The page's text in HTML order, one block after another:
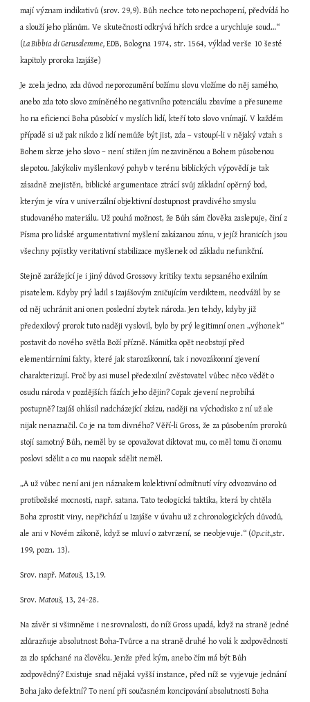
mají význam indikativů (srov. 29,9). Bůh nechce toto nepochopení, předvídá ho
a slouží jeho plánům. Ve skutečnosti odkrývá hřích srdce a urychluje soud…“
(La Bibbia di Gerusalemme, EDB, Bologna 1974, str. 1564, výklad verše 10 šesté
kapitoly proroka Izajáše)
Je zcela jedno, zda důvod neporozumění božímu slovu vložíme do něj samého,
anebo zda toto slovo zmíněného negativního potenciálu zbavíme a přesuneme
ho na eficienci Boha působící v myslích lidí, kteří toto slovo vnímají. V každém
případě si už pak nikdo z lidí nemůže být jist, zda – vstoupí-li v nějaký vztah s
Bohem skrze jeho slovo – není stižen jím nezaviněnou a Bohem působenou
slepotou. Jakýkoliv myšlenkový pohyb v terénu biblických výpovědí je tak
zásadně znejistěn, biblické argumentace ztrácí svůj základní opěrný bod,
kterým je víra v univerzální objektivní dostupnost pravdivého smyslu
studovaného materiálu. Už pouhá možnost, že Bůh sám člověka zaslepuje, činí z
Písma pro lidské argumentativní myšlení zakázanou zónu, v jejíž hranicích jsou
všechny pojistky veritativní stabilizace myšlenek od základu nefunkční.
Stejně zarážející je i jiný důvod Grossovy kritiky textu sepsaného exilním
pisatelem. Kdyby prý ladil s Izajášovým zničujícím verdiktem, neodvážil by se
od něj uchránit ani onen poslední zbytek národa. Jen tehdy, kdyby již
předexilový prorok tuto naději vyslovil, bylo by prý legitimní onen „výhonek“
postavit do nového světla Boží přízně. Námitka opět neobstojí před
elementárními fakty, které jak starozákonní, tak i novozákonní zjevení
charakterizují. Proč by asi musel předexilní zvěstovatel vůbec něco vědět o
osudu národa v pozdějších fázích jeho dějin? Copak zjevení neprobíhá
postupně? Izajáš ohlásil nadcházející zkázu, naději na východisko z ní už ale
nijak nenaznačil. Co je na tom divného? Věří-li Gross, že za působením proroků
stojí samotný Bůh, neměl by se opovažovat diktovat mu, co měl tomu či onomu
poslovi sdělit a co mu naopak sdělit neměl.
„A už vůbec není ani jen náznakem kolektivní odmítnutí víry odvozováno od
protibožské mocnosti, např. satana. Tato teologická taktika, která by chtěla
Boha zprostit viny, nepřichází u Izajáše v úvahu už z chronologických důvodů,
ale ani v Novém zákoně, když se mluví o zatvrzení, se neobjevuje.“ (Op.cit.,str.
199, pozn. 13).
Srov. např. Matouš, 13,19.
Srov. Matouš, 13, 24-28.
Na závěr si všimněme i nesrovnalosti, do níž Gross upadá, když na straně jedné
zdůrazňuje absolutnost Boha-Tvůrce a na straně druhé ho volá k zodpovědnosti
za zlo spáchané na člověku. Jenže před kým, anebo čím má být Bůh
zodpovědný? Existuje snad nějaká vyšší instance, před níž se vyjevuje jednání
Boha jako defektní? To není při současném koncipování absolutnosti Boha